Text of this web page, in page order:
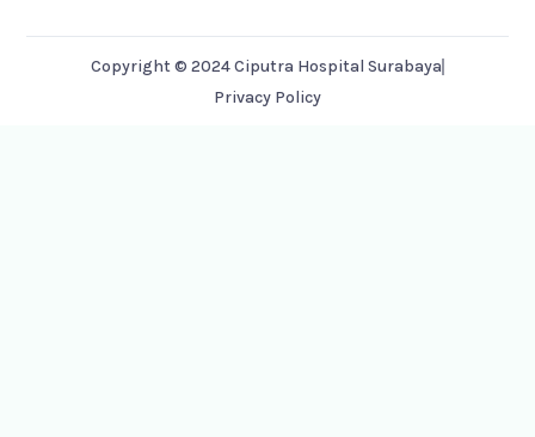
Copyright © 2024 Ciputra Hospital Surabaya
Privacy Policy